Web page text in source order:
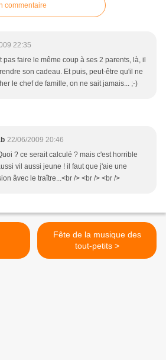
commentaire
22:35
pas faire le même coup à ses 2 parents, là, il
son cadeau. Et puis, peut-être qu'il ne
le chef de famille, on ne sait jamais... ;-)
22/06/2009 20:46
? ce serait calculé ? mais c'est horrible
vil aussi jeune ! il faut que j'aie une
âvec le traître...<br /> <br /> <br />
Fête de la musique des
tout-petits >